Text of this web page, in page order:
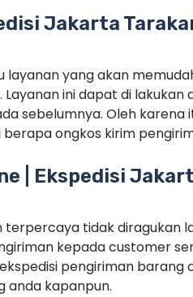
Jakarta
layanan yang akan
ini dapat di
sebelumnya. Oleh
ongkos kirim
| Ekspedisi
terpercaya tidak diragukan
kepada customer
pengiriman
anda kapanpun.